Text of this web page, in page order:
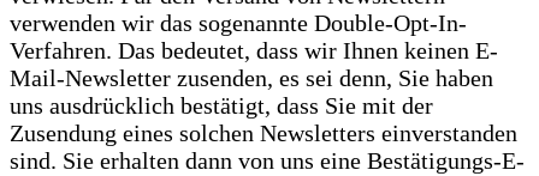
verwenden wir das sogenannte Double-Opt-In-
Verfahren. Das bedeutet, dass wir Ihnen keinen E-
Mail-Newsletter zusenden, es sei denn, Sie haben
uns ausdrücklich bestätigt, dass Sie mit der
Zusendung eines solchen Newsletters einverstanden
sind. Sie erhalten dann von uns eine Bestätigungs-E-